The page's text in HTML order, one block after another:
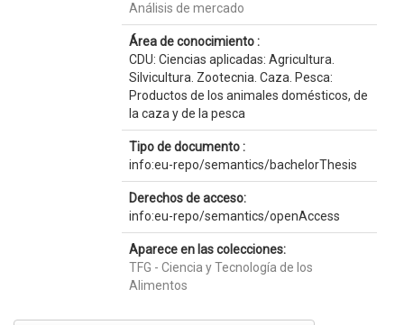
Análisis de mercado
Área de conocimiento :
CDU: Ciencias aplicadas: Agricultura.
Silvicultura. Zootecnia. Caza. Pesca:
Productos de los animales domésticos, de
la caza y de la pesca
Tipo de documento :
info:eu-repo/semantics/bachelorThesis
Derechos de acceso:
info:eu-repo/semantics/openAccess
Aparece en las colecciones:
TFG - Ciencia y Tecnología de los
Alimentos